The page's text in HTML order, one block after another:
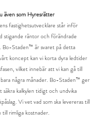
även som Hyresrätter
fastighetsutvecklare står inför
stigande räntor och förändrade
Bo-Staden™ är svaret på detta
koncept kan vi korta dyra ledtider
vilket innebär att vi kan gå till
några månader. Bo-Staden™ ger
säkra kalkylen tidigt och undvika
Vi vet vad som ska levereras till
rimliga kostnader.